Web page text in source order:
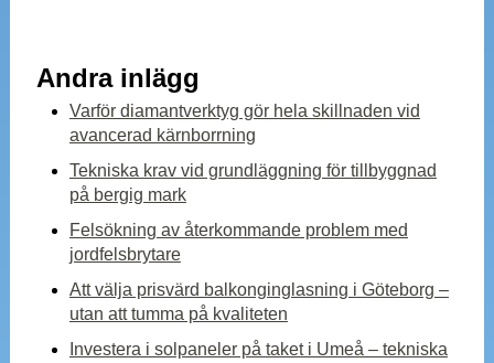
Andra inlägg
Varför diamantverktyg gör hela skillnaden vid
avancerad kärnborrning
Tekniska krav vid grundläggning för tillbyggnad
på bergig mark
Felsökning av återkommande problem med
jordfelsbrytare
Att välja prisvärd balkonginglasning i Göteborg –
utan att tumma på kvaliteten
Investera i solpaneler på taket i Umeå – tekniska